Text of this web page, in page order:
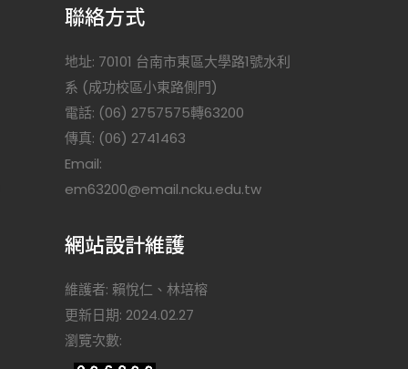
聯絡方式
地址: 70101 台南市東區大學路1號水利
系 (成功校區小東路側門)
電話: (06) 2757575轉63200
傳真: (06) 2741463
Email:
em63200@email.ncku.edu.tw
網站設計維護
維護者: 賴悅仁、林培榕
更新日期: 2024.02.27
瀏覽次數: